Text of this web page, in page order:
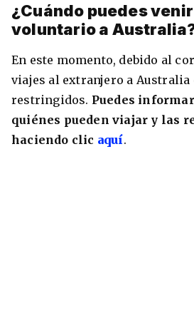
¿Cuándo puedes
voluntario a
En este momento, debido al
viajes al extranjero a Australia
restringidos. Puedes
quiénes pueden viajar y las
haciendo clic aquí.